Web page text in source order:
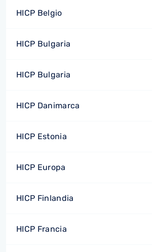
HICP Belgio
HICP Bulgaria
HICP Bulgaria
HICP Danimarca
HICP Estonia
HICP Europa
HICP Finlandia
HICP Francia